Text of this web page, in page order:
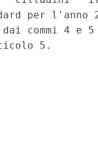
per l'anno
commi 4 e